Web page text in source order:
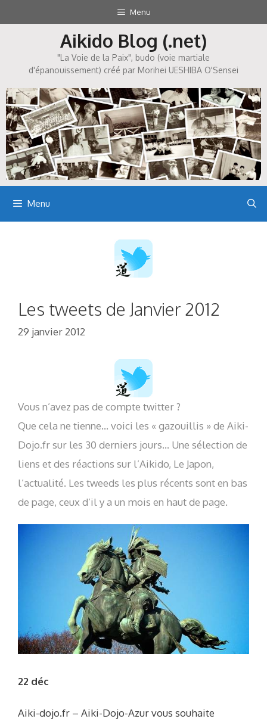
au
Menu
Aikido Blog (.net)
"La Voie de la Paix", budo (voie martiale
d'épanouissement) créé par Morihei UESHIBA O'Sensei
Menu
Les tweets de Janvier 2012
29 janvier 2012
Vous n’avez pas de compte twitter ?
Que cela ne tienne… voici les « gazouillis » de Aiki-
Dojo.fr sur les 30 derniers jours… Une sélection de
liens et des réactions sur l’Aikido, Le Japon,
l’actualité. Les tweeds les plus récents sont en bas
de page, ceux d’il y a un mois en haut de page.
22 déc
Aiki-dojo.fr – Aiki-Dojo-Azur vous souhaite